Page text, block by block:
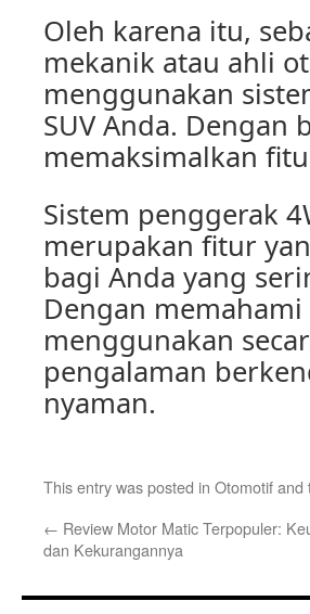
Oleh karena itu,
mekanik atau ahli
menggunakan
SUV Anda. Dengan
memaksimalkan
Sistem penggerak
merupakan fitur
bagi Anda yang
Dengan
menggunakan
pengalaman
nyaman.
This entry was posted in Otomotifand
← Review Motor Matic Terpopuler:
dan Kekurangannya